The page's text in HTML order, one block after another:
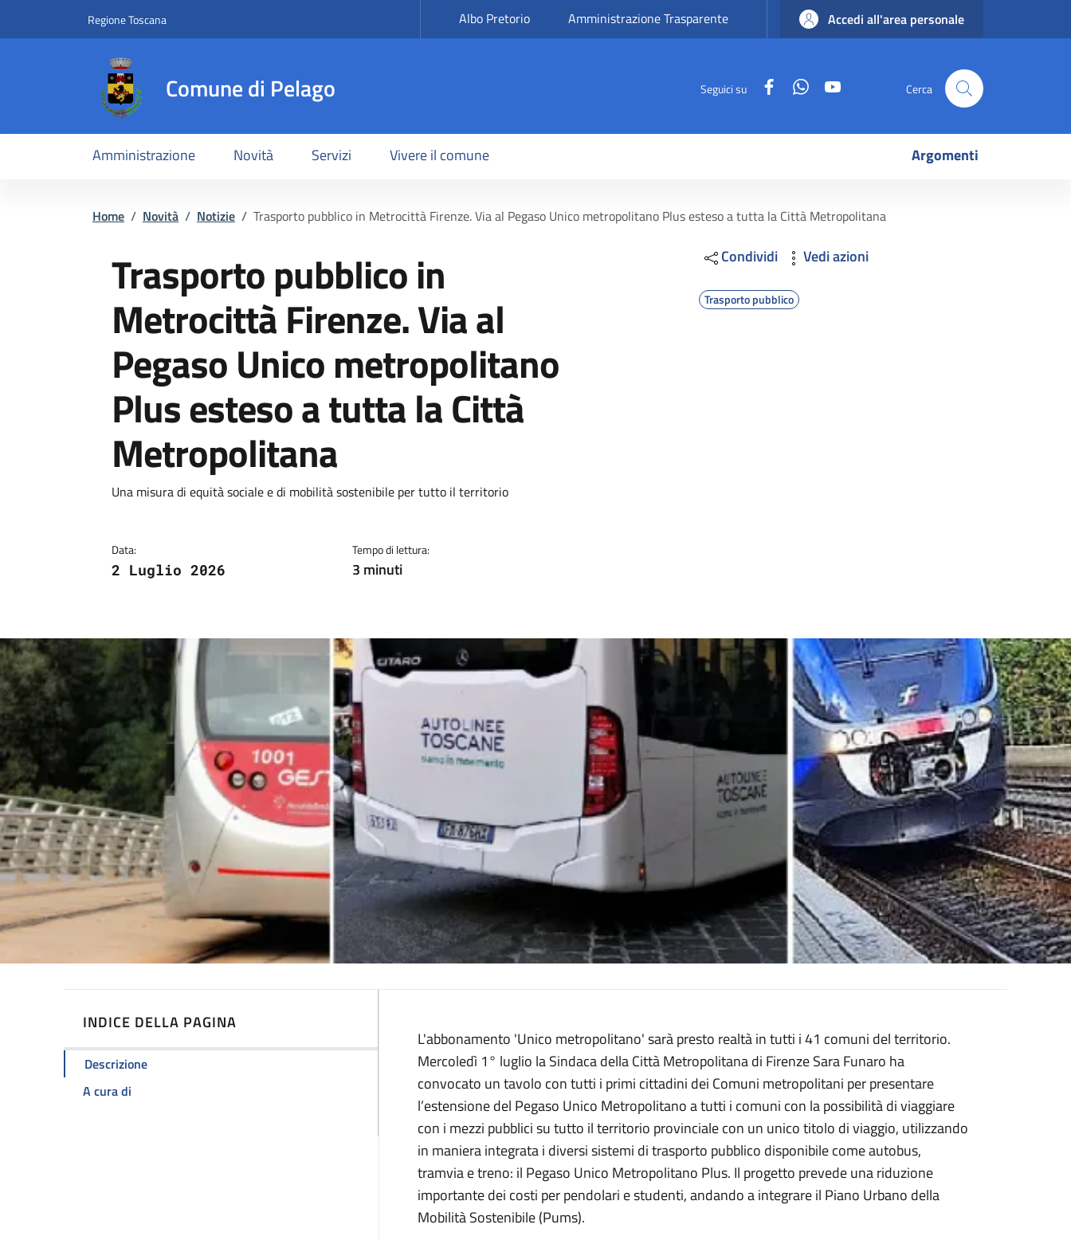
Regione ToscanaSlim top Albo Pretorio Amministrazione Trasparente Accedi all'area personale
Comune di Pelago Seguici su FacebookWhatsApp Cerca
Amministrazione Novità Servizi Vivere il comune Argomenti
Briciole di pane
Home / Novità / Notizie / Trasporto pubblico in Metrocittà Firenze. Via al Pegaso Unico metropolitano Plus esteso a tutta la Città Metropolitana
Trasporto pubblico in
Metrocittà Firenze. Via al
Pegaso Unico metropolitano
Plus esteso a tutta la Città
Metropolitana
Dettagli
Descrizione breve
Una misura di equità sociale e di mobilità sostenibile per tutto il territorio
Data:
2 Luglio 2026
Tempo di lettura:
3 minuti
Condividi Vedi azioni
Trasporto pubblico
Image
INDICE DELLA PAGINA
Descrizione
A cura di
Descrizione
L'abbonamento 'Unico metropolitano' sarà presto realtà in tutti i 41 comuni del territorio.
Mercoledì 1° luglio la Sindaca della Città Metropolitana di Firenze Sara Funaro ha
convocato un tavolo con tutti i primi cittadini dei Comuni metropolitani per presentare
l’estensione del Pegaso Unico Metropolitano a tutti i comuni con la possibilità di viaggiare
con i mezzi pubblici su tutto il territorio provinciale con un unico titolo di viaggio, utilizzando
in maniera integrata i diversi sistemi di trasporto pubblico disponibile come autobus,
tramvia e treno: il Pegaso Unico Metropolitano Plus. Il progetto prevede una riduzione
importante dei costi per pendolari e studenti, andando a integrare il Piano Urbano della
Mobilità Sostenibile (Pums).